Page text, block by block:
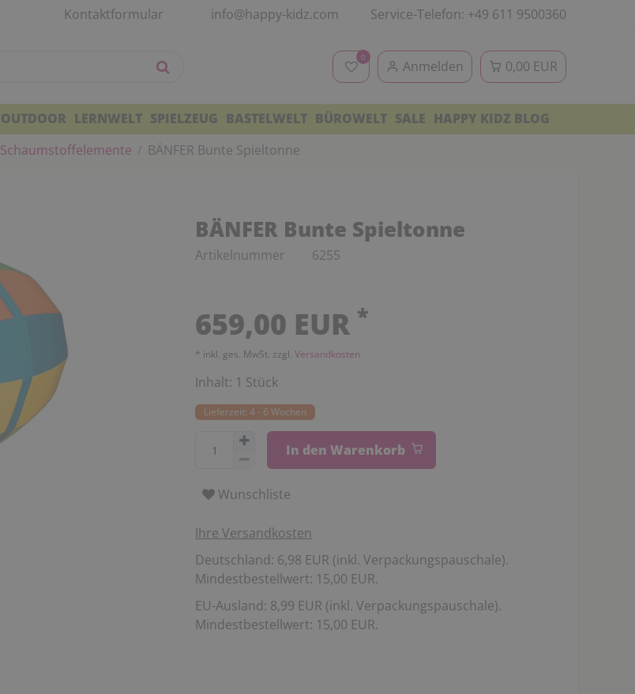
Kontaktformular info@happy-kidz.com Service-Telefon: +49 611 9500360
0
Anmelden 0,00 EUR
OUTDOOR LERNWELT SPIELZEUG BASTELWELT BÜROWELT SALE HAPPY KIDZ BLOG
Schaumstoffelemente BÄNFER Bunte Spieltonne
BÄNFER Bunte Spieltonne
Artikelnummer 6255
659,00 EUR *
* inkl. ges. MwSt. zzgl. Versandkosten
Inhalt: 1 Stück
Lieferzeit: 4 - 6 Wochen
In den Warenkorb
Wunschliste
Ihre Versandkosten
Deutschland: 6,98 EUR (inkl. Verpackungspauschale).
Mindestbestellwert: 15,00 EUR.
EU-Ausland: 8,99 EUR (inkl. Verpackungspauschale).
Mindestbestellwert: 15,00 EUR.